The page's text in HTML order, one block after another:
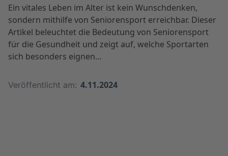
Ein vitales Leben im Alter ist kein Wunschdenken,
sondern mithilfe von Seniorensport erreichbar. Dieser
Artikel beleuchtet die Bedeutung von Seniorensport
für die Gesundheit und zeigt auf, welche Sportarten
sich besonders eignen…
Veröffentlicht am: 4.11.2024